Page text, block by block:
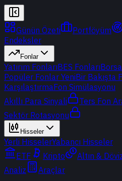
Günün Özeti Portföyüm
Endeksler
Fonlar
Yatırım FonlarıBES Fonları
Popüler Fonlar YeniBir Bakışta
KarşılaştırmaFon Simülasyonu
Akıllı Para Sinyali
Ters Fon
Sektör Rotasyonu
Hisseler
Yerli HisselerYabancı Hisseler
ETF
Kripto Altın &
Analiz
Araçlar